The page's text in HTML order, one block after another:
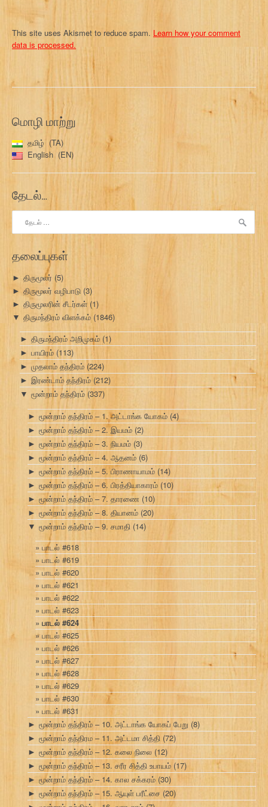
This site uses Akismet to reduce spam. Learn how your comment
data is processed.
மொழி மாற்று
தமிழ்
TA
English
EN
தேடல்…
தேடு:
தலைப்புகள்
► திருமூலர் (5)
► திருமூலர் வழிபாடு (3)
► திருமூலரின் சீடர்கள் (1)
▼ திருமந்திரம் விளக்கம் (1846)
► திருமந்திரம் அறிமுகம் (1)
► பாயிரம் (113)
► முதலாம் தந்திரம் (224)
► இரண்டாம் தந்திரம் (212)
▼ மூன்றாம் தந்திரம் (337)
► மூன்றாம் தந்திரம் – 1. அட்டாங்க யோகம் (4)
► மூன்றாம் தந்திரம் – 2. இயமம் (2)
► மூன்றாம் தந்திரம் – 3. நியமம் (3)
► மூன்றாம் தந்திரம் – 4. ஆதனம் (6)
► மூன்றாம் தந்திரம் – 5. பிராணாயாமம் (14)
► மூன்றாம் தந்திரம் – 6. பிரத்தியாகாரம் (10)
► மூன்றாம் தந்திரம் – 7. தாரணை (10)
► மூன்றாம் தந்திரம் – 8. தியானம் (20)
▼ மூன்றாம் தந்திரம் – 9. சமாதி (14)
பாடல் #618
பாடல் #619
பாடல் #620
பாடல் #621
பாடல் #622
பாடல் #623
பாடல் #624
பாடல் #625
பாடல் #626
பாடல் #627
பாடல் #628
பாடல் #629
பாடல் #630
பாடல் #631
► மூன்றாம் தந்திரம் – 10. அட்டாங்க யோகப் பேறு (8)
► மூன்றாம் தந்திரம – 11. அட்டமா சித்தி (72)
► மூன்றாம் தந்திரம் – 12. கலை நிலை (12)
► மூன்றாம் தந்திரம் – 13. சரீர சித்தி உபாயம் (17)
► மூன்றாம் தந்திரம் – 14. கால சக்கரம் (30)
► மூன்றாம் தந்திரம் – 15. ஆயுள் பரீட்சை (20)